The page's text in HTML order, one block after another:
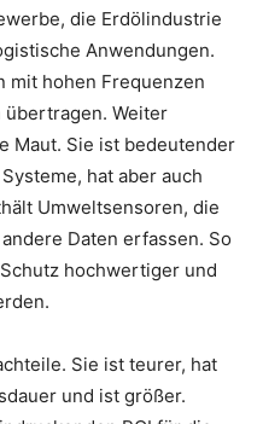
die Erdölindustrie
Anwendungen.
mit hohen Frequenzen
Weiter
Maut. Sie ist bedeutender
hat aber auch
Umweltsensoren, die
Daten erfassen. So
hochwertiger und
Sie ist teurer, hat
und ist größer.